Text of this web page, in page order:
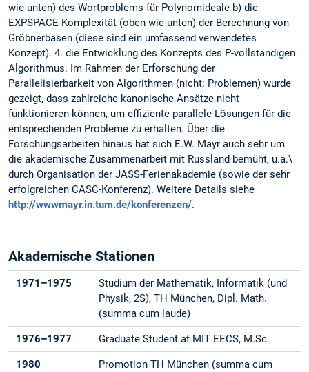
wie unten) des Wortproblems für Polynomideale b) die
EXPSPACE-Komplexität (oben wie unten) der Berechnung von
Gröbnerbasen (diese sind ein umfassend verwendetes
Konzept). 4. die Entwicklung des Konzepts des P-vollständigen
Algorithmus. Im Rahmen der Erforschung der
Parallelisierbarkeit von Algorithmen (nicht: Problemen) wurde
gezeigt, dass zahlreiche kanonische Ansätze nicht
funktionieren können, um effiziente parallele Lösungen für die
entsprechenden Probleme zu erhalten. Über die
Forschungsarbeiten hinaus hat sich E.W. Mayr auch sehr um
die akademische Zusammenarbeit mit Russland bemüht, u.a.\
durch Organisation der JASS-Ferienakademie (sowie der sehr
erfolgreichen CASC-Konferenz). Weitere Details siehe
http://wwwmayr.in.tum.de/konferenzen/.
Akademische Stationen
1971–1975
Studium der Mathematik, Informatik (und
Physik, 2S), TH München, Dipl. Math.
(summa cum laude)
1976–1977 Graduate Student at MIT EECS, M.Sc.
1980
Promotion TH München (summa cum